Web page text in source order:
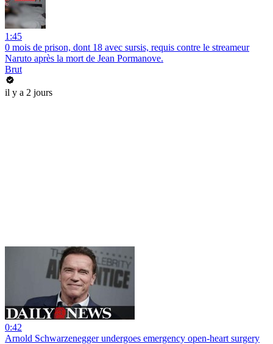
1:45
0 mois de prison, dont 18 avec sursis, requis contre le streameur
Naruto après la mort de Jean Pormanove.
Brut
il y a 2 jours
0:42
Arnold Schwarzenegger undergoes emergency open-heart surgery